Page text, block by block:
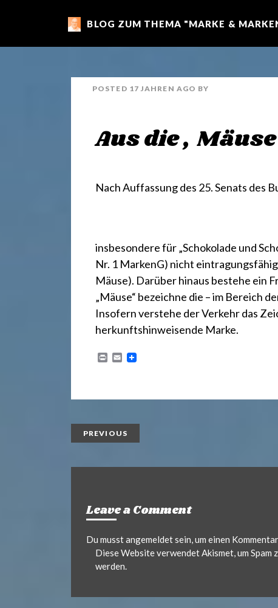
m
a
h
t
2
4
d
BLOG ZUM THEMA "MARKE &
POSTED 17 JAHREN AGO BY
Aus die
Nach Auffassung des 25. Senats des
insbesondere für „Schokolade und
Nr. 1 MarkenG) nicht
Mäuse). Darüber hinaus bestehe ein
„Mäuse“ bezeichne die – im Bereich
Insofern verstehe der Verkehr das
herkunftshinweisende Marke.
E
PREVIOUS
Leave a Comment
Du musstangemeldetsein, um einen
Diese Website verwendet Akismet, um Spam
werden.